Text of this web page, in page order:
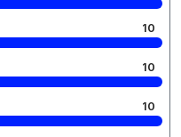
10
10
10